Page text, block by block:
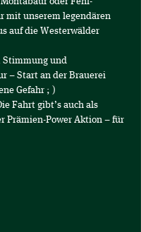
mit unserem legendären
auf die Westerwälder
Stimmung und
– Start an der Brauerei
Gefahr ; )
Fahrt gibt’s auch als
Prämien-Power Aktion – für